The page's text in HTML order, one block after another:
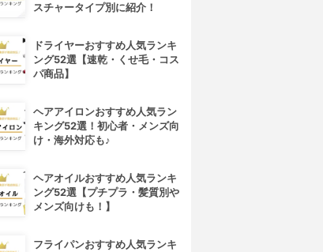
スチャータイプ別に紹介！
ドライヤーおすすめ人気ランキ
ング52選【速乾・くせ毛・コス
パ商品】
ヘアアイロンおすすめ人気ラン
キング52選！初心者・メンズ向
け・海外対応も♪
ヘアオイルおすすめ人気ランキ
ング52選【プチプラ・髪質別や
メンズ向けも！】
フライパンおすすめ人気ランキ